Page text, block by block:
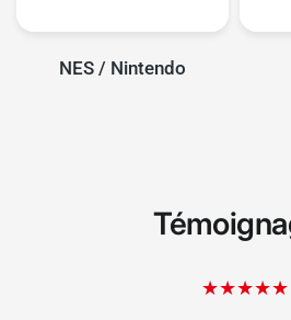
NES / Nintendo